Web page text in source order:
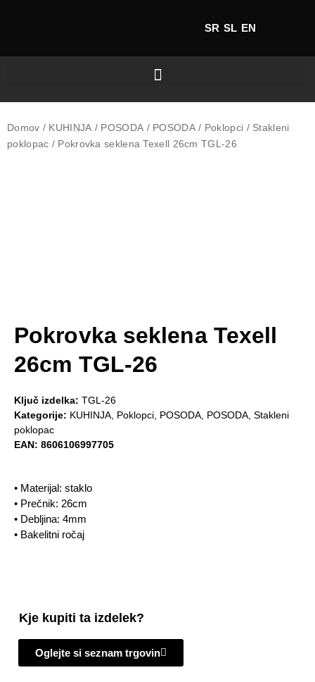
SR SL EN
Domov / KUHINJA / POSODA / POSODA/ Poklopci / Stakleni
poklopac / Pokrovka seklena Texell 26cm TGL-26
Pokrovka seklena Texell
26cm TGL-26
Ključ izdelka: TGL-26
Kategorije: KUHINJA Poklopci POSODA POSODA Stakleni
poklopac
EAN: 8606106997705
• Materijal: staklo
• Prečnik: 26cm
• Debljina: 4mm
• Bakelitni ročaj
Kje kupiti ta izdelek?
Oglejte si seznam trgovin